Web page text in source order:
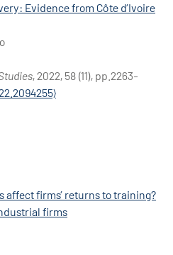
Evidence from Côte d’Ivoire
, 2022, 58 (11), pp.2263-
affect firms’ returns to training?
firms